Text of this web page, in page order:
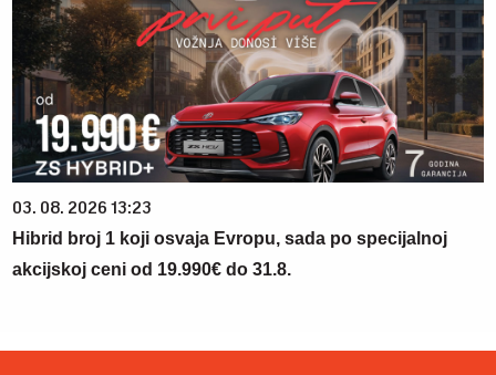
03. 08. 2026 13:23
Hibrid broj 1 koji osvaja Evropu, sada po specijalnoj
akcijskoj ceni od 19.990€ do 31.8.